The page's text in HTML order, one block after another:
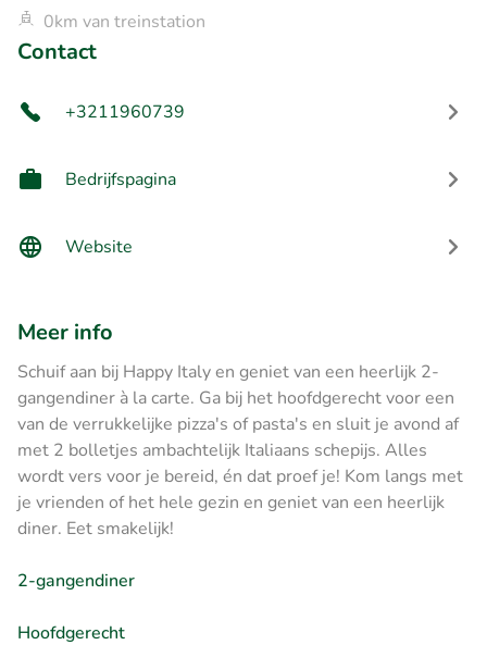
0km van treinstation
Contact
+3211960739
Bedrijfspagina
Website
Meer info
Schuif aan bij Happy Italy en geniet van een heerlijk 2-
gangendiner à la carte. Ga bij het hoofdgerecht voor een
van de verrukkelijke pizza's of pasta's en sluit je avond af
met 2 bolletjes ambachtelijk Italiaans schepijs. Alles
wordt vers voor je bereid, én dat proef je! Kom langs met
je vrienden of het hele gezin en geniet van een heerlijk
diner. Eet smakelijk!
2-gangendiner
Hoofdgerecht